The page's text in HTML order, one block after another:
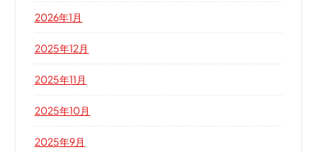
2026年1月
2025年12月
2025年11月
2025年10月
2025年9月